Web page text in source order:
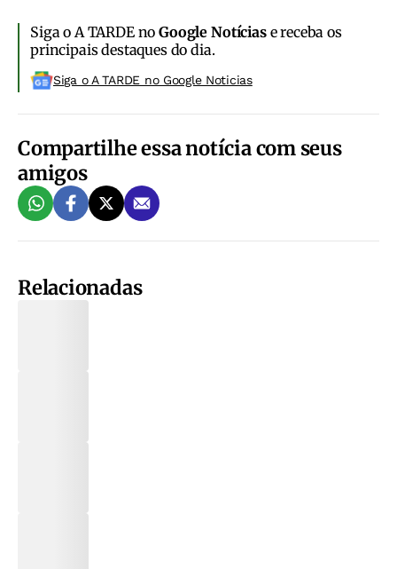
Siga o A TARDE noGoogle Notíciase receba os
principais destaques do dia.
Siga o A TARDE no Google Noticias
Compartilhe essa notícia com seus
amigos
Relacionadas